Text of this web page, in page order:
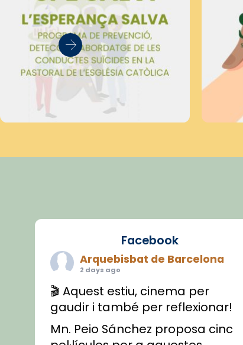
Facebook
Arquebisbat de Barcelona
2 days ago
🎬 Aquest estiu, cinema per
gaudir i també per reflexionar!
Mn. Peio Sánchez proposa cinc